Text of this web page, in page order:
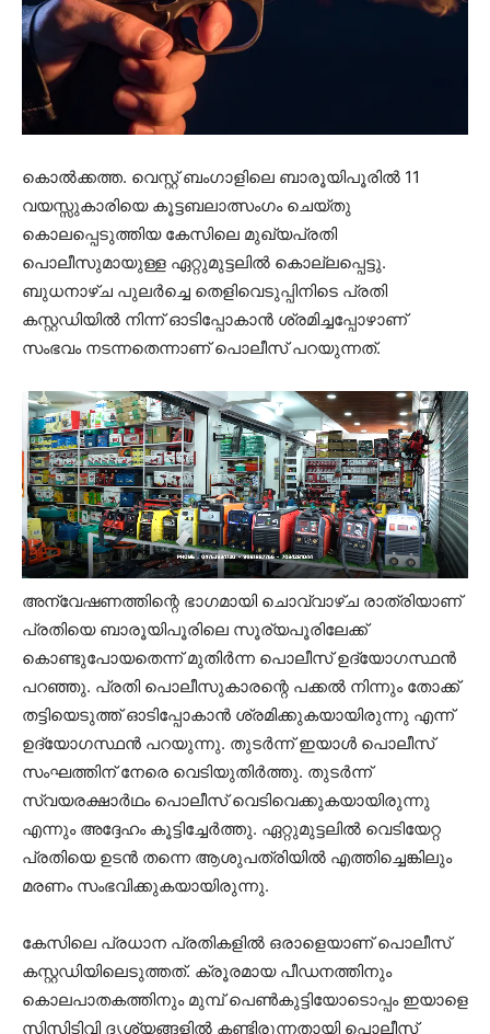
കൊല്‍ക്കത്ത. വെസ്റ്റ് ബംഗാളിലെ ബാരൂയിപൂരില്‍ 11
വയസ്സുകാരിയെ കൂട്ടബലാത്സംഗം ചെയ്തു
കൊലപ്പെടുത്തിയ കേസിലെ മുഖ്യപ്രതി
പൊലീസുമായുള്ള ഏറ്റുമുട്ടലിൽ കൊല്ലപ്പെട്ടു.
ബുധനാഴ്ച പുലര്‍ച്ചെ തെളിവെടുപ്പിനിടെ പ്രതി
കസ്റ്റഡിയില്‍ നിന്ന് ഓടിപ്പോകാന്‍ ശ്രമിച്ചപ്പോഴാണ്
സംഭവം നടന്നതെന്നാണ് പൊലീസ് പറയുന്നത്.
അന്വേഷണത്തിന്റെ ഭാഗമായി ചൊവ്വാഴ്ച രാത്രിയാണ്
പ്രതിയെ ബാരൂയിപൂരിലെ സൂര്യപൂരിലേക്ക്
കൊണ്ടുപോയതെന്ന് മുതിര്‍ന്ന പൊലീസ് ഉദ്യോഗസ്ഥന്‍
പറഞ്ഞു. പ്രതി പൊലീസുകാരന്റെ പക്കല്‍ നിന്നും തോക്ക്
തട്ടിയെടുത്ത് ഓടിപ്പോകാന്‍ ശ്രമിക്കുകയായിരുന്നു എന്ന്
ഉദ്യോഗസ്ഥന്‍ പറയുന്നു. തുടര്‍ന്ന് ഇയാള്‍ പൊലീസ്
സംഘത്തിന് നേരെ വെടിയുതിര്‍ത്തു. തുടര്‍ന്ന്
സ്വയരക്ഷാര്‍ഥം പൊലീസ് വെടിവെക്കുകയായിരുന്നു
എന്നും അദ്ദേഹം കൂട്ടിച്ചേര്‍ത്തു. ഏറ്റുമുട്ടലില്‍ വെടിയേറ്റ
പ്രതിയെ ഉടന്‍ തന്നെ ആശുപത്രിയില്‍ എത്തിച്ചെങ്കിലും
മരണം സംഭവിക്കുകയായിരുന്നു.
കേസിലെ പ്രധാന പ്രതികളില്‍ ഒരാളെയാണ് പൊലീസ്
കസ്റ്റഡിയിലെടുത്തത്. ക്രൂരമായ പീഡനത്തിനും
കൊലപാതകത്തിനും മുമ്പ് പെണ്‍കുട്ടിയോടൊപ്പം ഇയാളെ
സിസിടിവി ദൃശ്യങ്ങളില്‍ കണ്ടിരുന്നതായി പൊലീസ്